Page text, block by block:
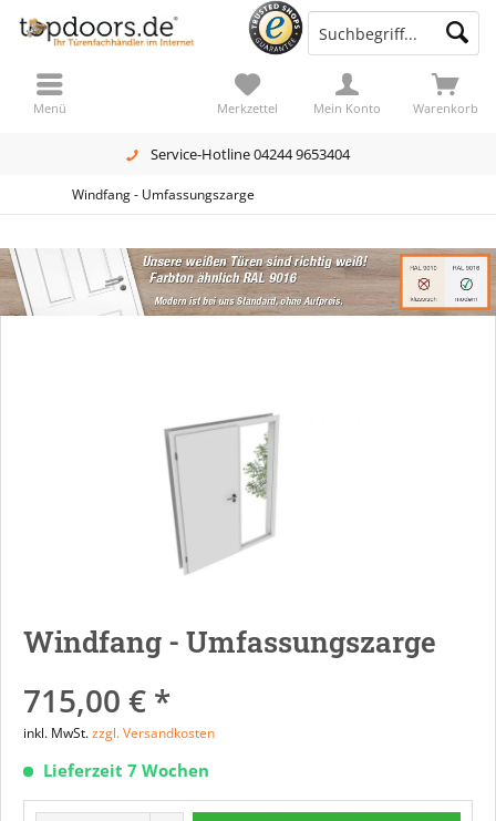
Service-Hotline 04244 9653404
Warenkorb
Merkzettel Mein Konto
Menü
Windfang - Umfassungszarge
Windfang - Umfassungszarge
715,00 € *
inkl. MwSt.zzgl. Versandkosten
Lieferzeit 7 Wochen